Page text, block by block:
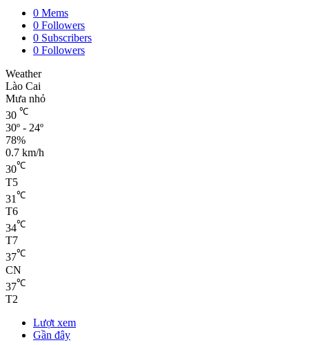
0 Mems
0 Followers
0 Subscribers
0 Followers
Weather
Lào Cai
Mưa nhỏ
30 ℃
30º - 24º
78%
0.7 km/h
30℃
T5
31 ℃
T6
34℃
T7
37℃
CN
37℃
T2
Lượt xem
Gần đây